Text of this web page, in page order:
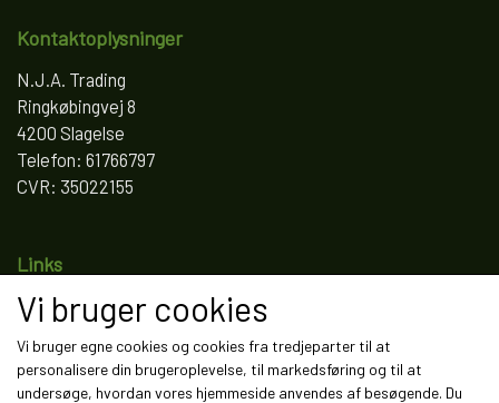
Kontaktoplysninger
N.J.A. Trading
Ringkøbingvej 8
4200 Slagelse
Telefon: 61766797
CVR: 35022155
Links
Salgs- og leveringsbetingelser
Fortrydelse og reklamation
Kunde login
Vi bruger cookies
Vi bruger egne cookies og cookies fra tredjeparter til at
personalisere din brugeroplevelse, til markedsføring og til at
undersøge, hvordan vores hjemmeside anvendes af besøgende. Du